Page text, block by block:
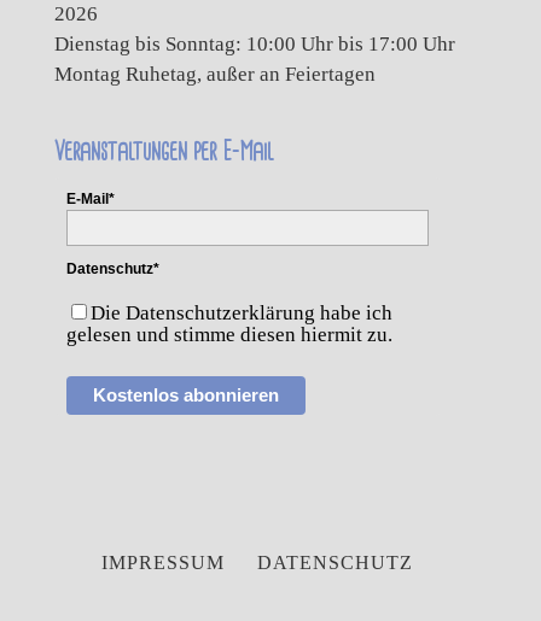
2026
Dienstag bis Sonntag: 10:00 Uhr bis 17:00 Uhr
Montag Ruhetag, außer an Feiertagen
Veranstaltungen per E-Mail
E-Mail*
Datenschutz*
Die Datenschutzerklärung habe ich
gelesen und stimme diesen hiermit zu.
Kostenlos abonnieren
IMPRESSUM DATENSCHUTZ